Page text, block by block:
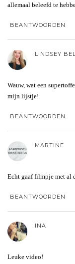
allemaal beleefd te
BEANTWOORDEN
LINDSEY
Wauw, wat een
mijn lijstje!
BEANTWOORDEN
MARTINE
Echt gaaf filmpje met al
BEANTWOORDEN
INA
Leuke video!